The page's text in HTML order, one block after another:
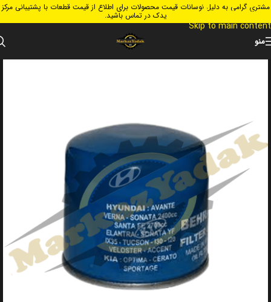
Skip to navigation
Skip to main content
مشتری گرامی به دلیل نوسانات قیمت محصولات برای اطلاع از قیمت قطعات با پشتیبانی مرکز
یدک در تماس باشید.
منو